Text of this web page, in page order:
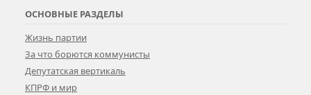
ОСНОВНЫЕ РАЗДЕЛЫ
Жизнь партии
За что борются коммунисты
Депутатская вертикаль
КПРФ и мир